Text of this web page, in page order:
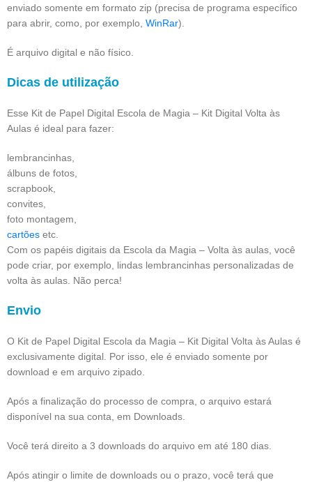
enviado somente em formato zip (precisa de programa específico
para abrir, como, por exemplo, WinRar).
É arquivo digital e não físico.
Dicas de utilização
Esse Kit de Papel Digital Escola de Magia – Kit Digital Volta às
Aulas é ideal para fazer:
lembrancinhas,
álbuns de fotos,
scrapbook,
convites,
foto montagem,
cartões etc.
Com os papéis digitais da Escola da Magia – Volta às aulas, você
pode criar, por exemplo, lindas lembrancinhas personalizadas de
volta às aulas. Não perca!
Envio
O Kit de Papel Digital Escola da Magia – Kit Digital Volta às Aulas é
exclusivamente digital. Por isso, ele é enviado somente por
download e em arquivo zipado.
Após a finalização do processo de compra, o arquivo estará
disponível na sua conta, em Downloads.
Você terá direito a 3 downloads do arquivo em até 180 dias.
Após atingir o limite de downloads ou o prazo, você terá que